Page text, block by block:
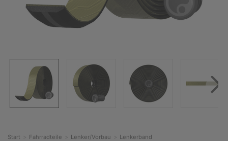
Start Fahrradteile Lenker/Vorbau Lenkerband